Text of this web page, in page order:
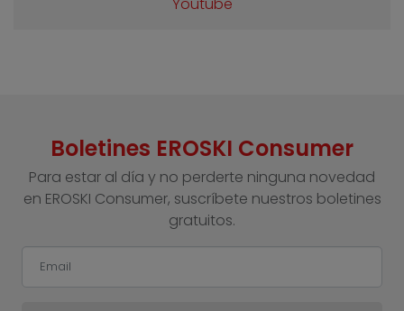
Youtube
Boletines EROSKI Consumer
Para estar al día y no perderte ninguna novedad
en EROSKI Consumer, suscríbete nuestros boletines
gratuitos.